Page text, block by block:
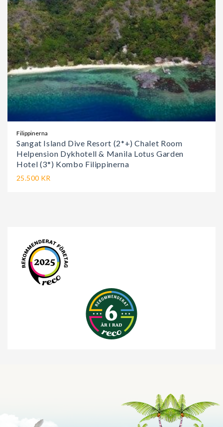
Filippinerna
Sangat Island Dive Resort (2*+) Chalet Room
Helpension Dykhotell & Manila Lotus Garden
Hotel (3*) Kombo Filippinerna
25.500 KR